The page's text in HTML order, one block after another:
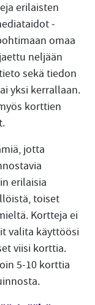
erilaisten
-
omaa
neljään
sekä tiedon
yksi kerrallaan.
korttien
jotta
erilaisia
toiset
Kortteja ei
valita käyttöösi
viisi korttia.
5-10 korttia